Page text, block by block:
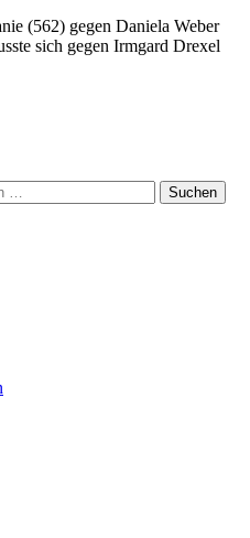
(562) gegen Daniela Weber
sich gegen Irmgard Drexel